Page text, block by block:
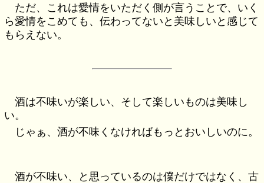
ただ、これは愛情をいただく側が言うことで、いく
ら愛情をこめても、伝わってないと美味しいと感じて
もらえない。
酒は不味いが楽しい、そして楽しいものは美味し
い。
じゃぁ、酒が不味くなければもっとおいしいのに。
酒が不味い、と思っているのは僕だけではなく、古